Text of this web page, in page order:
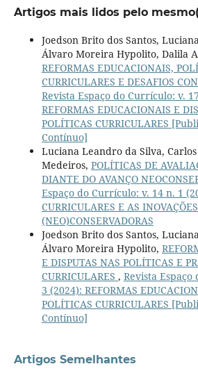
Artigos mais lidos pelo
Joedson Brito dos Santos,
Álvaro Moreira Hypolito, Dalila
REFORMAS EDUCACIONAIS,
CURRICULARES E DESAFIOS
Revista Espaço do Currículo: v.
REFORMAS EDUCACIONAIS E
POLÍTICAS CURRICULARES
Contínuo]
Luciana Leandro da Silva,
Medeiros, POLÍTICAS DE
DIANTE DO AVANÇO
Espaço do Currículo: v. 14 n. 1
CURRICULARES E AS INOVAÇÕES
(NEO)CONSERVADORAS
Joedson Brito dos Santos,
Álvaro Moreira Hypolito,
E DISPUTAS NAS POLÍTICAS E
CURRICULARES , Revista
3 (2024): REFORMAS
POLÍTICAS CURRICULARES
Contínuo]
Artigos Semelhantes